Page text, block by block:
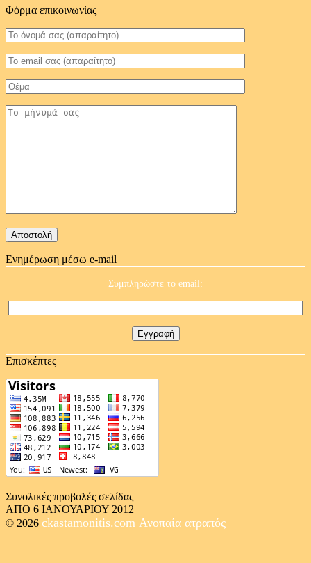
Φόρμα επικοινωνίας
Ενημέρωση μέσω e-mail
Συμπληρώστε το email:
Επισκέπτες
Συνολικές προβολές σελίδας
ΑΠΟ 6 ΙΑΝΟΥΑΡΙΟΥ 2012
© 2026 ckastamonitis.com Ανοπαία ατραπός